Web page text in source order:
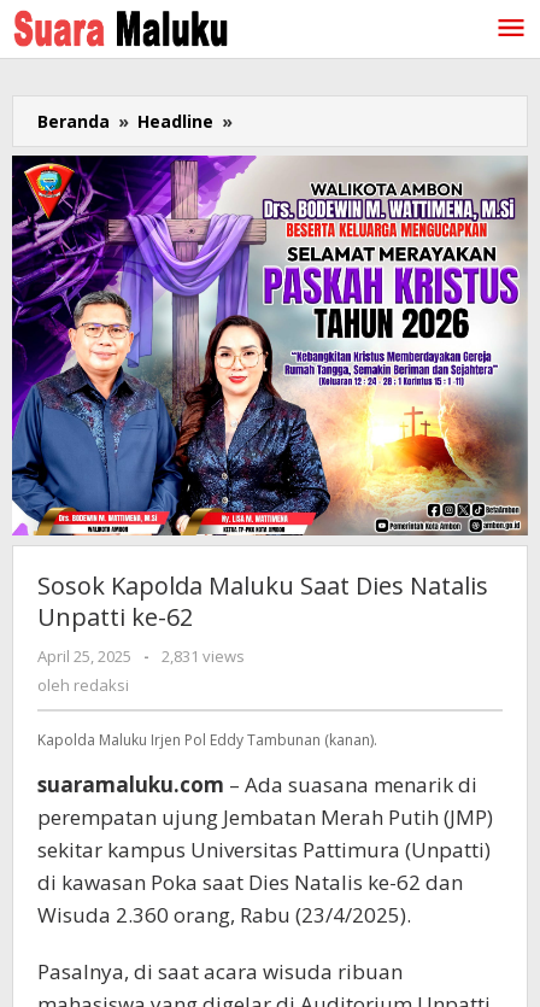
Lewati
ke
konten
Beranda » Headline »
Kapolda
Maluku
Saat
Dies
Natalis
Unpatti
ke-
62
Sosok Kapolda Maluku Saat Dies Natalis
Unpatti ke-62
April 25, 2025
oleh
-
2,831 views
oleh redaksi
Kapolda Maluku Irjen Pol Eddy Tambunan (kanan).
suaramaluku.com – Ada suasana menarik di
perempatan ujung Jembatan Merah Putih (JMP)
sekitar kampus Universitas Pattimura (Unpatti)
di kawasan Poka saat Dies Natalis ke-62 dan
Wisuda 2.360 orang, Rabu (23/4/2025).
Pasalnya, di saat acara wisuda ribuan